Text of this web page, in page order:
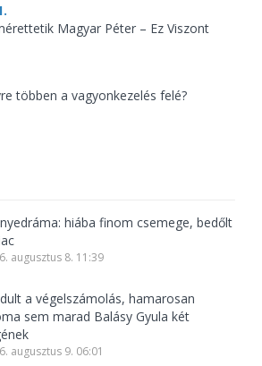
Magyar Péter – Ez Viszont
többen a vagyonkezelés felé?
hiába finom csemege, bedőlt
augusztus 8. 11:39
a végelszámolás, hamarosan
sem marad Balásy Gyula két
augusztus 9. 06:01